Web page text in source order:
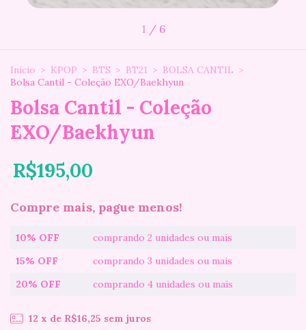
1 / 6
Início > KPOP > BTS > BT21 > BOLSA CANTIL >
Bolsa Cantil - Coleção EXO/Baekhyun
Bolsa Cantil - Coleção
EXO/Baekhyun
R$195,00
Compre mais, pague menos!
10% OFF
comprando 2 unidades ou mais
15% OFF
comprando 3 unidades ou mais
20% OFF
comprando 4 unidades ou mais
12 x de R$16,25 sem juros